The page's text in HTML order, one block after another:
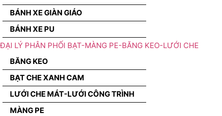
BÁNH XE GIÀN GIÁO
BÁNH XE PU
ĐẠI LÝ PHÂN PHỐI BẠT-MÀNG PE-BĂNG KEO-LƯỚI CHE
BĂNG KEO
BẠT CHE XANH CAM
LƯỚI CHE MÁT-LƯỚI CÔNG TRÌNH
MÀNG PE